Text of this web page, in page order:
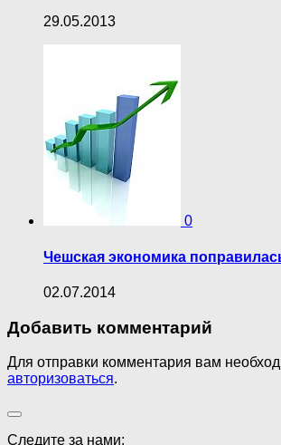
29.05.2013
0
Чешская экономика
02.07.2014
Добавить комментарий
Для отправки комментария вам
авторизоваться.
Следите за нами: